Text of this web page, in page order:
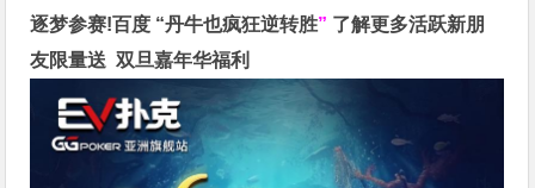
逐梦参赛!百度 “丹牛也疯狂逆转胜” 了解更多活跃新朋
友限量送双旦嘉年华福利